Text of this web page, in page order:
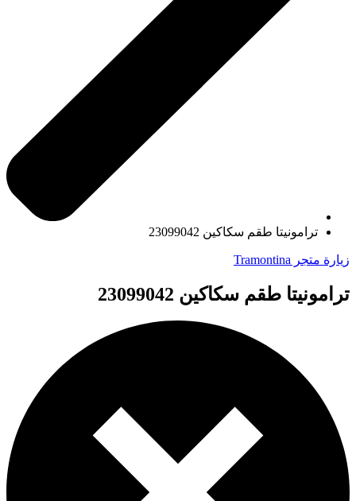
ترامونيتا طقم سكاكين 23099042
زيارة متجر Tramontina
ترامونيتا طقم سكاكين 23099042